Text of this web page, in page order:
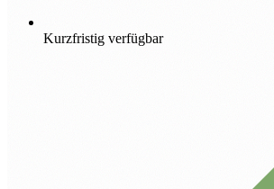
Kurzfristig verfügbar